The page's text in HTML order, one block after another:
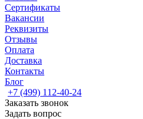
Сертификаты
Вакансии
Реквизиты
Отзывы
Оплата
Доставка
Контакты
Блог
+7 (499) 112-40-24
Заказать звонок
Задать вопрос